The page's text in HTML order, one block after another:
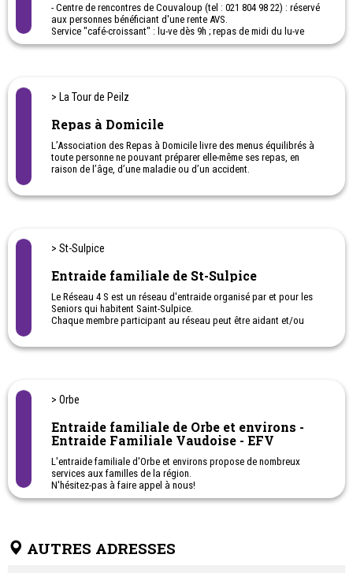
- Centre de rencontres de Couvaloup (tel : 021 804 98 22) : réservé
aux personnes bénéficiant d'une rente AVS.
Service "café-croissant" : lu-ve dès 9h ; repas de midi du lu-ve
avec transports organisés les lu-ma-je ainsi que le premier
- Repas chauds de midi : livrés à domicile du Lundi au Samedi sur
mandat du CMS. Possibilité d'obtenir des régimes sur
Jean / Chemin des Mouettes 1 - Lonay
Grands choix d'habits (adultes et enfants), chaussures, linge de
maison, livres, jouets, appareils ménagers, brocante, etc.
- Ludothèque (tel : 021 804 98 22) : Place du casino 1, grenier
courants aurprès des personnes âgées, malades ou à mobilité
réduite
- Soupe pour tous 021 804 98 22
> La Tour de Peilz
Repas à Domicile
L’Association des Repas à Domicile livre des menus équilibrés à
toute personne ne pouvant préparer elle-même ses repas, en
raison de l’âge, d’une maladie ou d’un accident.
> St-Sulpice
Entraide familiale de St-Sulpice
Le Réseau 4 S est un réseau d'entraide organisé par et pour les
Seniors qui habitent Saint-Sulpice.
Chaque membre participant au réseau peut être aidant et/ou
Nous vous renseignerons par téléphone ou lors de votre visite à
Notre permanence répond aux appels le mardi de 9h30 à 11h30 et
le jeudi de 14h00 à 17h00
Si vous souhaitez des informations de vive voix, chaque premier
et troisième mardi du mois, vous nous trouverez aux Balcons du
Léman, chemin du Bochet 12 (côté sud) à Saint-Sulpice, entre 9h30
et 11h30.
> Orbe
Entraide familiale de Orbe et environs -
Entraide Familiale Vaudoise - EFV
L'entraide familiale d'Orbe et environs propose de nombreux
services aux familles de la région.
N'hésitez-pas à faire appel à nous!
AUTRES ADRESSES